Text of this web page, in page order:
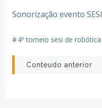
Sonorização evento SESI
#4º torneio sesi de robótica
Post
Conteudo anterior